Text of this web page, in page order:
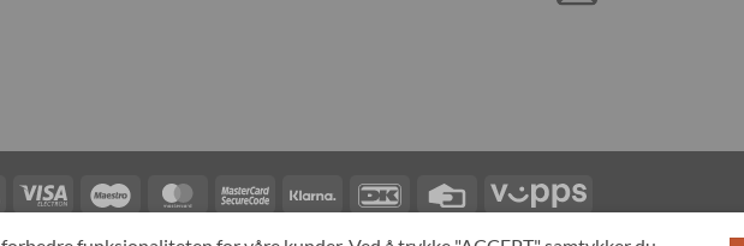
Visa
Visa
Electron
Maestro MasterCardMasterCard
2
Klarna DanKort
Credit
Card
Vipps
KONTAKT OSS OM OSS SPESIALBESTILLING MIN KONTO ALL PRODUCTS